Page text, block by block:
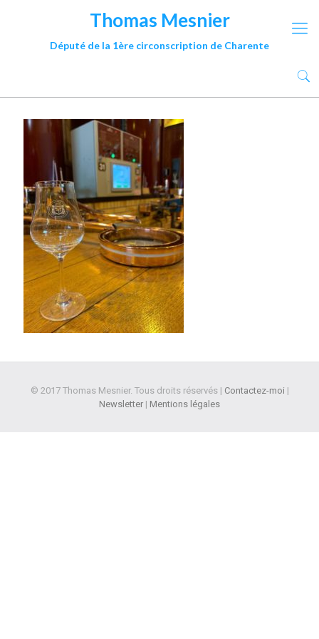
Thomas Mesnier
Député de la 1ère circonscription de Charente
© 2017 Thomas Mesnier. Tous droits réservés | Contactez-moi |
Newsletter | Mentions légales